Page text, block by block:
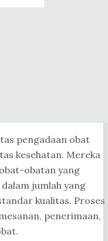
pengadaan obat
kesehatan. Mereka
obatan yang
jumlah yang
kualitas. Proses
penerimaan,